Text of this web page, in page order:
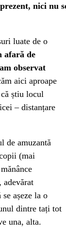
nici nu
luate de o
afară de
observat
aici aproape
știu locul
– distanțare
de amuzantă
(mai
adevărat
așeze la o
dintre tați tot
una, alta.